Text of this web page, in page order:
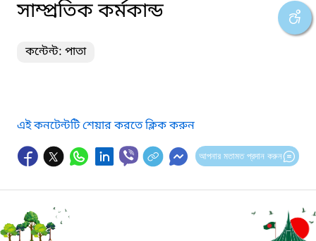
সাম্প্রতিক কর্মকান্ড
কন্টেন্ট: পাতা
এই কনটেন্টটি শেয়ার করতে ক্লিক করুন
আপনার মতামত প্রদান করুন